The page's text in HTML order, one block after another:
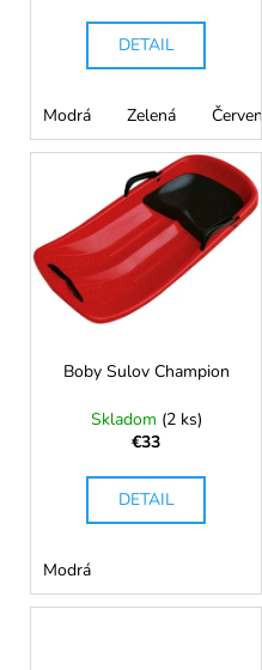
DETAIL
Modrá Zelená Červená
Boby Sulov Champion
Skladom (2 ks)
€33
DETAIL
Modrá